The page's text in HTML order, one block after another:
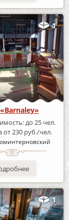
1
до 25 чел.
от 230 руб./чел.
1